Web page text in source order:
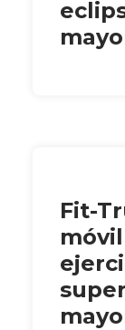
Fit-